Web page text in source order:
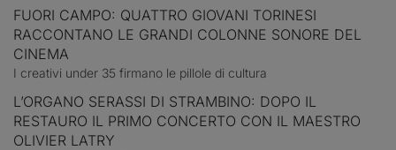
FUORI CAMPO: QUATTRO GIOVANI TORINESI
RACCONTANO LE GRANDI COLONNE SONORE DEL
CINEMA
I creativi under 35 firmano le pillole di cultura
L’ORGANO SERASSI DI STRAMBINO: DOPO IL
RESTAURO IL PRIMO CONCERTO CON IL MAESTRO
OLIVIER LATRY